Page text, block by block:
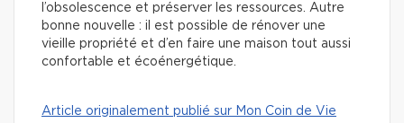
l’obsolescence et préserver les ressources. Autre
bonne nouvelle : il est possible de rénover une
vieille propriété et d’en faire une maison tout aussi
confortable et écoénergétique.
Article originalement publié sur Mon Coin de Vie